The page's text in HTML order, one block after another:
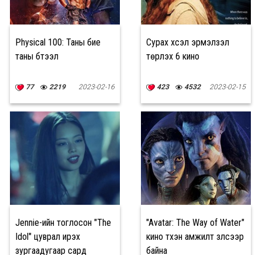
Physical 100: Таны бие
таны бүтээл
77 2219 2023-02-16
Сурах хүсэл эрмэлзэл
төрүүлэх 6 кино
423 4532 2023-02-15
Jennie-ийн тоглосон "The
Idol" цуврал ирэх
зургаадугаар сард
"Avatar: The Way of Water"
кино түүхэн амжилт үзүүлсээр
байна